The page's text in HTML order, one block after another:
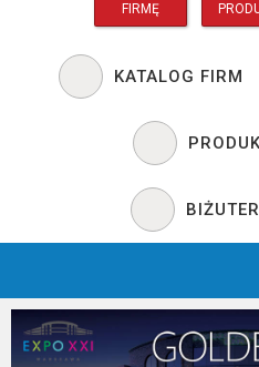
FIRMĘ
KATALOG FIRM